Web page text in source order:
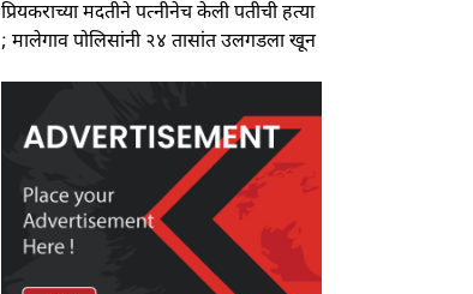
प्रियकराच्या मदतीने पत्नीनेच केली पतीची हत्या
; मालेगाव पोलिसांनी २४ तासांत उलगडला खून